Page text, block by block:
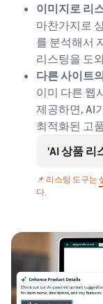
이미지로 리
마찬가지로
를 분석해서
리스팅을 도
다른 사이트
이미 다른 웹
제공하면, AI
최적화된 고
'AI 상품 리
📌 리스팅 도구는
다.